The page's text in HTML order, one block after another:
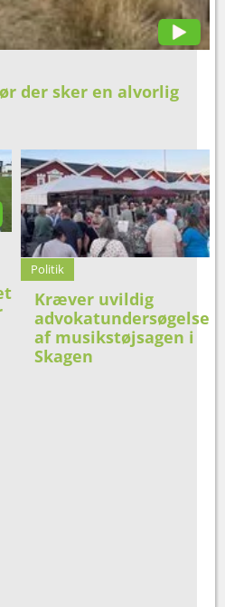
der sker en alvorlig
Politik
Kræver uvildig
advokatundersøgelse
af musikstøjsagen i
Skagen